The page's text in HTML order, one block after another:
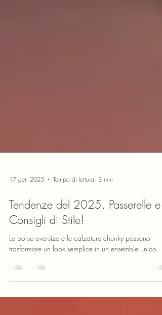
17 gen 2025 Tempo di lettura: 3 min
Tendenze del 2025, Passerelle e
Consigli di Stile!
trasformare un look semplice in un ensemble unico.